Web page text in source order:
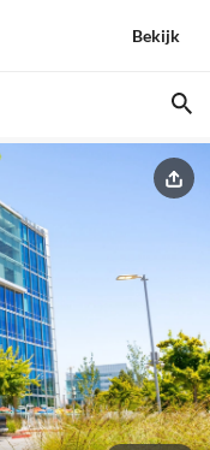
Bekijk